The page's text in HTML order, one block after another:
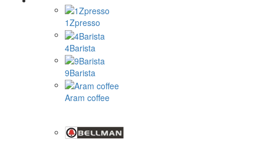
1Zpresso
4Barista
9Barista
Aram coffee